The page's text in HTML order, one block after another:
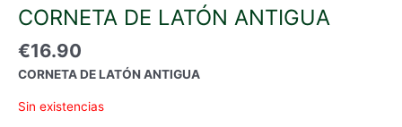
CORNETA DE LATÓN ANTIGUA
€16.90
CORNETA DE LATÓN ANTIGUA
Sin existencias